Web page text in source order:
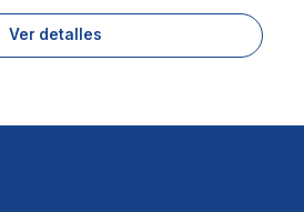
Ver detalles